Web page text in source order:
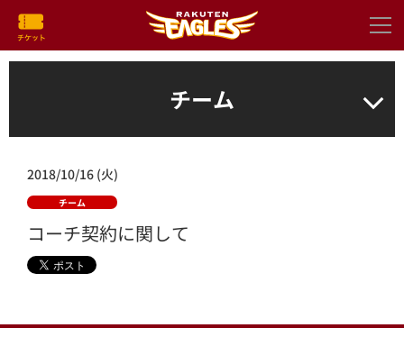
チーム
2018/10/16 (火)
チーム
コーチ契約に関して